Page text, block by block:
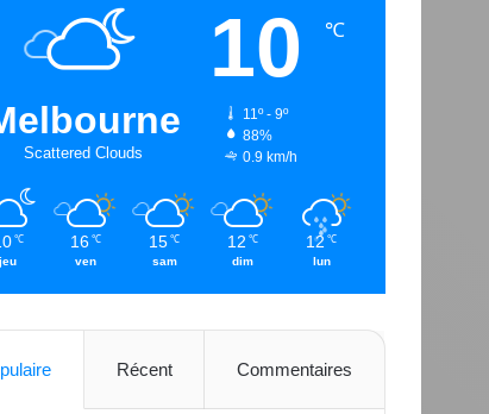
Scattered Clouds
10 ℃
11º - 9º
88%
0.9 km/h
℃
jeu
16 ℃
ven
15 ℃
sam
12 ℃
dim
12 ℃
lun
Récent Commentaires